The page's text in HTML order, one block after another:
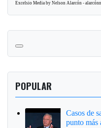
Excelsio Media by Nelson Alarcón -
POPULAR
Casos de
punto más